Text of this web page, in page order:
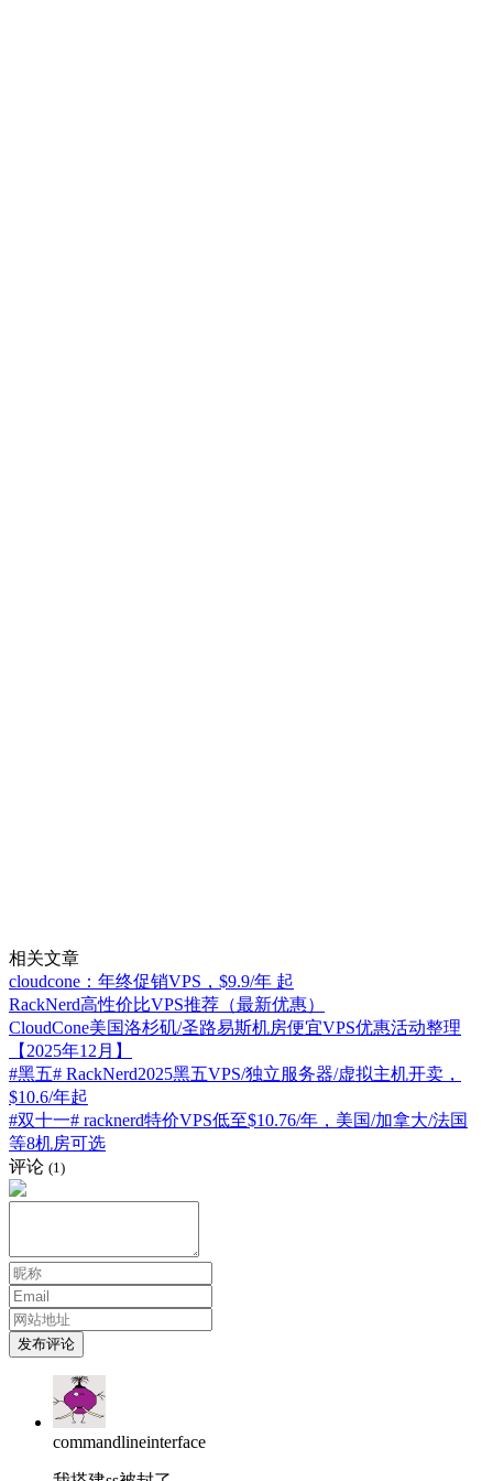
相关文章
cloudcone：年终促销VPS，$9.9/年 起
RackNerd高性价比VPS推荐（最新优惠）
CloudCone美国洛杉矶/圣路易斯机房便宜VPS优惠活动整理
【2025年12月】
#黑五# RackNerd2025黑五VPS/独立服务器/虚拟主机开卖，
$10.6/年起
#双十一# racknerd特价VPS低至$10.76/年，美国/加拿大/法国
等8机房可选
评论 (1)
发布评论
commandlineinterface